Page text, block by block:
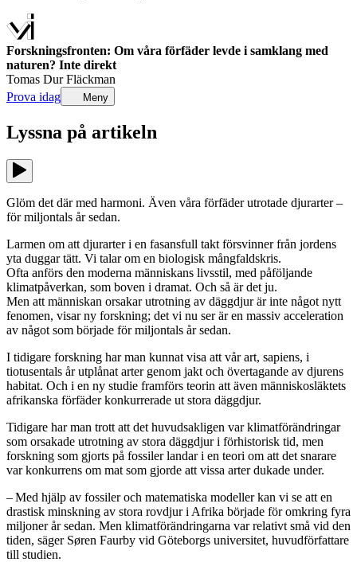
Forskningsfronten: Om våra förfäder levde i samklang med
naturen? Inte direkt
Tomas Dur Fläckman
Prova idag
Meny
Lyssna på artikeln
Glöm det där med harmoni. Även våra förfäder utrotade djurarter –
för miljontals år sedan.
Larmen om att djurarter i en fasansfull takt försvinner från jordens
yta duggar tätt. Vi talar om en biologisk mångfaldskris.
Ofta anförs den moderna människans livsstil, med påföljande
klimatpåverkan, som boven i dramat. Och så är det ju.
Men att människan orsakar utrotning av däggdjur är inte något nytt
fenomen, visar ny forskning; det vi nu ser är en massiv acceleration
av något som började för miljontals år sedan.
I tidigare forskning har man kunnat visa att vår art, sapiens, i
tiotusentals år utplånat arter genom jakt och övertagande av djurens
habitat. Och i en ny studie framförs teorin att även människosläktets
afrikanska förfäder konkurrerade ut stora däggdjur.
Tidigare har man trott att det huvudsakligen var klimatförändringar
som orsakade utrotning av stora däggdjur i förhistorisk tid, men
forskning som gjorts på fossiler landar i en teori om att det snarare
var konkurrens om mat som gjorde att vissa arter dukade under.
– Med hjälp av fossiler och matematiska modeller kan vi se att en
drastisk minskning av stora rovdjur i Afrika började för omkring fyra
miljoner år sedan. Men klimatförändringarna var relativt små vid den
tiden, säger Søren Faurby vid Göteborgs universitet, huvudförfattare
till studien.